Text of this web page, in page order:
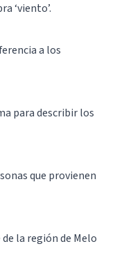
‘viento’.
a los
para describir los
que provienen
la región de Melo